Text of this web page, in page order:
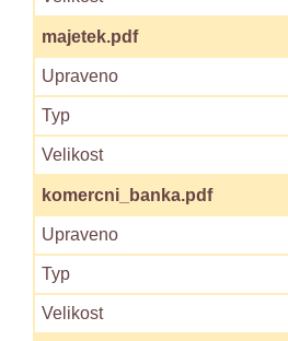
majetek.pdf
komercni_banka.pdf